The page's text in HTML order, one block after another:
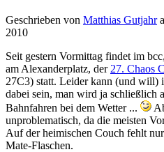
Geschrieben von Matthias Gutjahr
2010
Seit gestern Vormittag findet im
am Alexanderplatz, der 27. Chaos
27C3) statt. Leider kann (und will)
dabei sein, man wird ja schließlich
Bahnfahren bei dem Wetter ...
unproblematisch, da die meisten
Auf der heimischen Couch fehlt
Mate-Flaschen.